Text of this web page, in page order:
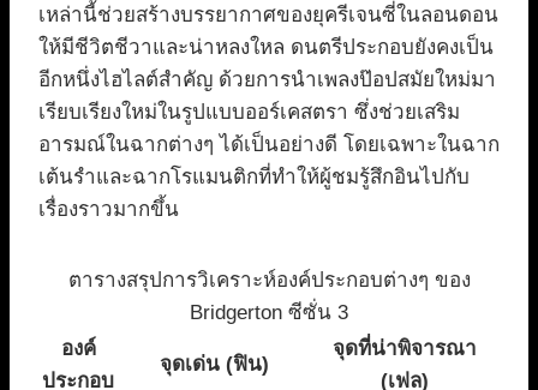
เหล่านี้ช่วยสร้างบรรยากาศของยุครีเจนซี่ในลอนดอน
ให้มีชีวิตชีวาและน่าหลงใหล ดนตรีประกอบยังคงเป็น
อีกหนึ่งไฮไลต์สำคัญ ด้วยการนำเพลงป๊อปสมัยใหม่มา
เรียบเรียงใหม่ในรูปแบบออร์เคสตรา ซึ่งช่วยเสริม
อารมณ์ในฉากต่างๆ ได้เป็นอย่างดี โดยเฉพาะในฉาก
เต้นรำและฉากโรแมนติกที่ทำให้ผู้ชมรู้สึกอินไปกับ
เรื่องราวมากขึ้น
ตารางสรุปการวิเคราะห์องค์ประกอบต่างๆ ของ
Bridgerton ซีซั่น 3
องค์
ประกอบ
จุดเด่น (ฟิน)
จุดที่น่าพิจารณา
(เฟล)